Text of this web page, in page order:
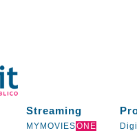
Streaming
MYMOVIESONE